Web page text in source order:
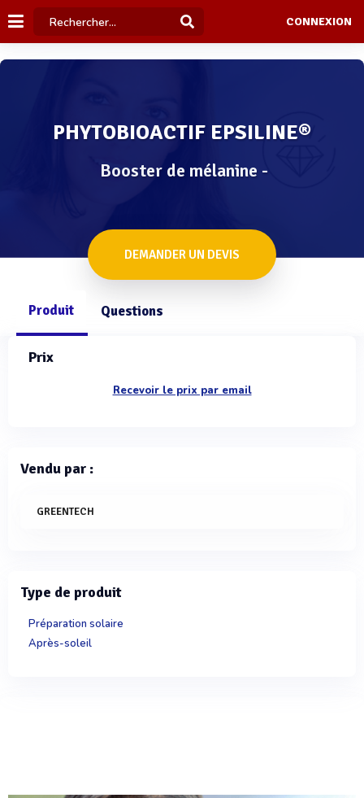
CONNEXION
PHYTOBIOACTIF EPSILINE®
Booster de mélanine -
DEMANDER UN DEVIS
Produit Questions
Prix
Recevoir le prix par email
Vendu par :
GREENTECH
Type de produit
Préparation solaire
Après-soleil